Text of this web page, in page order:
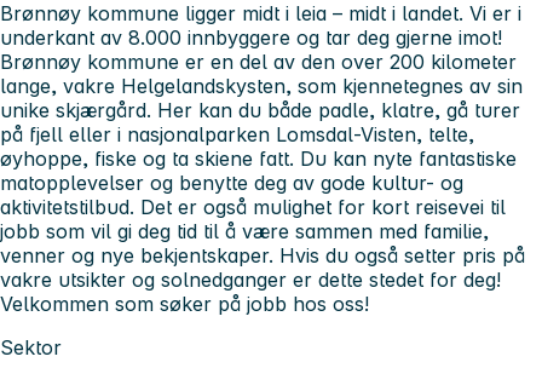
Brønnøy kommune ligger midt i leia – midt i landet. Vi er i
underkant av 8.000 innbyggere og tar deg gjerne imot!
Brønnøy kommune er en del av den over 200 kilometer
lange, vakre Helgelandskysten, som kjennetegnes av sin
unike skjærgård. Her kan du både padle, klatre, gå turer
på fjell eller i nasjonalparken Lomsdal-Visten, telte,
øyhoppe, fiske og ta skiene fatt. Du kan nyte fantastiske
matopplevelser og benytte deg av gode kultur- og
aktivitetstilbud. Det er også mulighet for kort reisevei til
jobb som vil gi deg tid til å være sammen med familie,
venner og nye bekjentskaper. Hvis du også setter pris på
vakre utsikter og solnedganger er dette stedet for deg!
Velkommen som søker på jobb hos oss!
Sektor